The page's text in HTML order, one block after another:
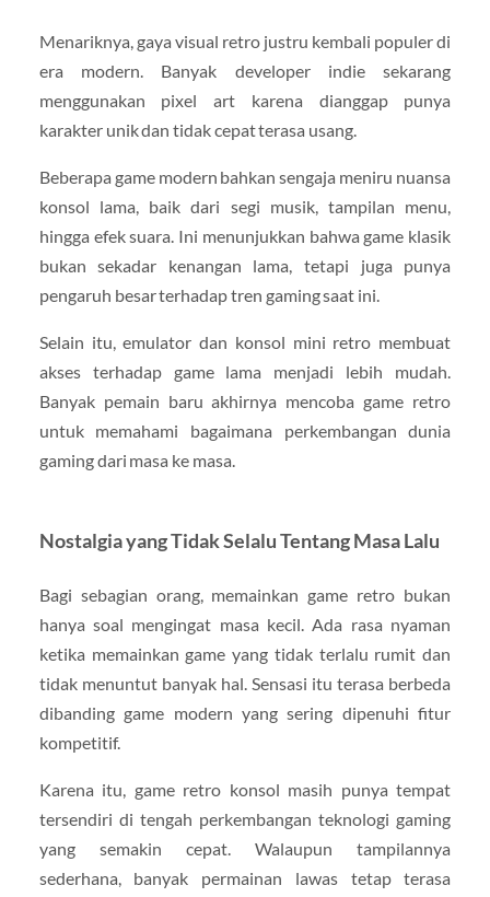
Menariknya, gaya visual retro justru kembali populer di
era modern. Banyak developer indie sekarang
menggunakan pixel art karena dianggap punya
karakter unik dan tidak cepat terasa usang.
Beberapa game modern bahkan sengaja meniru nuansa
konsol lama, baik dari segi musik, tampilan menu,
hingga efek suara. Ini menunjukkan bahwa game klasik
bukan sekadar kenangan lama, tetapi juga punya
pengaruh besar terhadap tren gaming saat ini.
Selain itu, emulator dan konsol mini retro membuat
akses terhadap game lama menjadi lebih mudah.
Banyak pemain baru akhirnya mencoba game retro
untuk memahami bagaimana perkembangan dunia
gaming dari masa ke masa.
Nostalgia yang Tidak Selalu Tentang Masa Lalu
Bagi sebagian orang, memainkan game retro bukan
hanya soal mengingat masa kecil. Ada rasa nyaman
ketika memainkan game yang tidak terlalu rumit dan
tidak menuntut banyak hal. Sensasi itu terasa berbeda
dibanding game modern yang sering dipenuhi fitur
kompetitif.
Karena itu, game retro konsol masih punya tempat
tersendiri di tengah perkembangan teknologi gaming
yang semakin cepat. Walaupun tampilannya
sederhana, banyak permainan lawas tetap terasa